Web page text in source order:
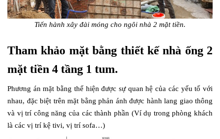
Tiến hành xây đài móng cho ngôi nhà 2 mặt tiền.
Tham khảo mặt bằng thiết kế nhà ống 2
mặt tiền 4 tầng 1 tum.
Phương án mặt bằng thể hiện được sự quan hệ của các yếu tố với
nhau, đặc biệt trên mặt bằng phản ánh được hành lang giao thông
và vị trí công năng của các thành phần (Ví dụ trong phòng khách
là các vị trí kệ tivi, vị trí sofa…)